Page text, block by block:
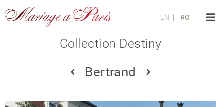
Mariage a Paris EN RO
Collection Destiny
Bertrand